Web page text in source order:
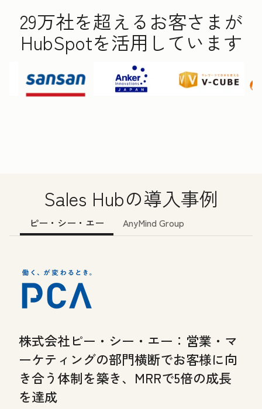
29万社を超えるお客さまが
HubSpotを活用しています
Sales Hubの導入事例
ピー・シー・エー AnyMind Group
株式会社ピー・シー・エー： 営業・マ
ーケティングの部門横断でお客様に向
き合う体制を築き、MRRで5倍の成長
を達成